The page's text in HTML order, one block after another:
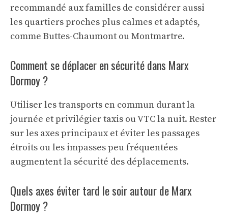
recommandé aux familles de considérer aussi
les quartiers proches plus calmes et adaptés,
comme Buttes-Chaumont ou Montmartre.
Comment se déplacer en sécurité dans Marx
Dormoy ?
Utiliser les transports en commun durant la
journée et privilégier taxis ou VTC la nuit. Rester
sur les axes principaux et éviter les passages
étroits ou les impasses peu fréquentées
augmentent la sécurité des déplacements.
Quels axes éviter tard le soir autour de Marx
Dormoy ?